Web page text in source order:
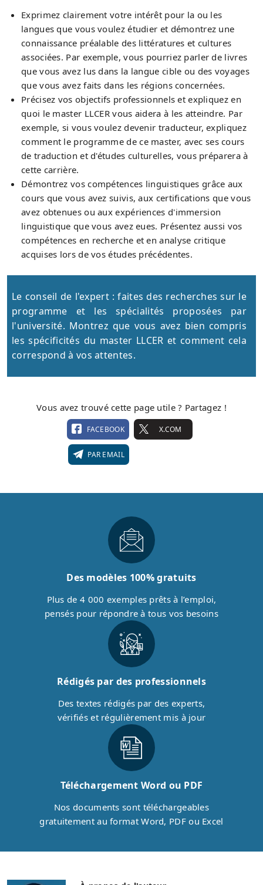
Exprimez clairement votre intérêt pour la ou les
langues que vous voulez étudier et démontrez une
connaissance préalable des littératures et cultures
associées. Par exemple, vous pourriez parler de livres
que vous avez lus dans la langue cible ou des voyages
que vous avez faits dans les régions concernées.
Précisez vos objectifs professionnels et expliquez en
quoi le master LLCER vous aidera à les atteindre. Par
exemple, si vous voulez devenir traducteur, expliquez
comment le programme de ce master, avec ses cours
de traduction et d'études culturelles, vous préparera à
cette carrière.
Démontrez vos compétences linguistiques grâce aux
cours que vous avez suivis, aux certifications que vous
avez obtenues ou aux expériences d'immersion
linguistique que vous avez eues. Présentez aussi vos
compétences en recherche et en analyse critique
acquises lors de vos études précédentes.
Le conseil de l'expert : faites des recherches sur le
programme et les spécialités proposées par
l'université. Montrez que vous avez bien compris
les spécificités du master LLCER et comment cela
correspond à vos attentes.
Vous avez trouvé cette page utile ? Partagez !
FACEBOOK X.COM
PAR EMAIL
Des modèles 100% gratuits
Plus de 4 000 exemples prêts à l’emploi,
pensés pour répondre à tous vos besoins
Rédigés par des professionnels
Des textes rédigés par des experts,
vérifiés et régulièrement mis à jour
Téléchargement Word ou PDF
Nos documents sont téléchargeables
gratuitement au format Word, PDF ou Excel